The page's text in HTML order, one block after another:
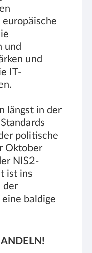
und
und
IT-
längst in der
politische
Oktober
NIS2-
ist ins
der
baldige